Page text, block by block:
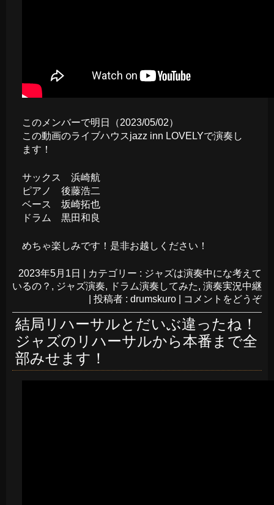
このメンバーで明日（2023/05/02）
この動画のライブハウスjazz inn LOVELYで演奏し
ます！
サックス 浜崎航
ピアノ 後藤浩二
ベース 坂崎拓也
ドラム 黒田和良
めちゃ楽しみです！是非お越しください！
2023年5月1日 カテゴリー : ジャズは演奏中にな考えて
いるの？ , ジャズ演奏, ドラム演奏してみた, 演奏実況中継
投稿者 : drumskuro コメントをどうぞ
結局リハーサルとだいぶ違ったね！
ジャズのリハーサルから本番まで全
部みせます！